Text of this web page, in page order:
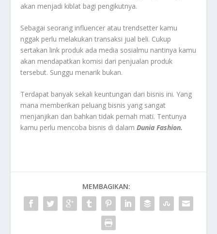
akan menjadi kiblat bagi pengikutnya.
Sebagai seorang influencer atau trendsetter kamu
nggak perlu melakukan transaksi jual beli. Cukup
sertakan link produk ada media sosialmu nantinya kamu
akan mendapatkan komisi dari penjualan produk
tersebut. Sunggu menarik bukan.
Terdapat banyak sekali keuntungan dari bisnis ini. Yang
mana memberikan peluang bisnis yang sangat
menjanjikan dan bahkan tidak pernah mati. Tentunya
kamu perlu mencoba bisnis di dalamDunia Fashion.
MEMBAGIKAN: